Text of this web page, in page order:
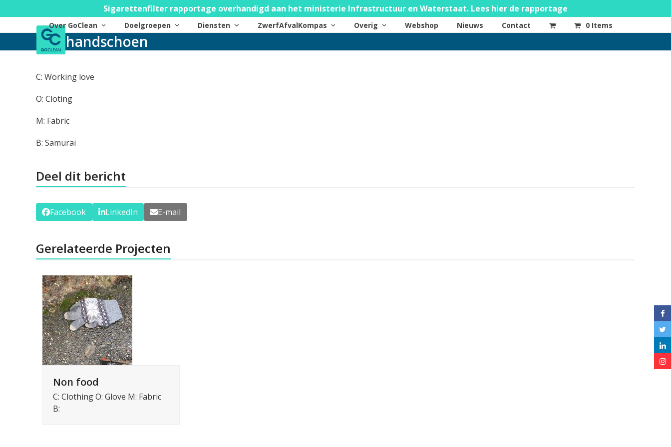
to
Sigarettenfilter rapportage overhandigd aan het ministerie Infrastructuur en Waterstaat. Lees hier de rapportage
Over GoClean Doelgroepen Diensten ZwerfAfvalKompas Overig Webshop Nieuws Contact 0 Items
handschoen
C: Working love
O: Cloting
M: Fabric
B: Samurai
Deel dit bericht
Facebook LinkedIn E-mail
Gerelateerde Projecten
Non food
C: Clothing O: Glove M: Fabric
B: